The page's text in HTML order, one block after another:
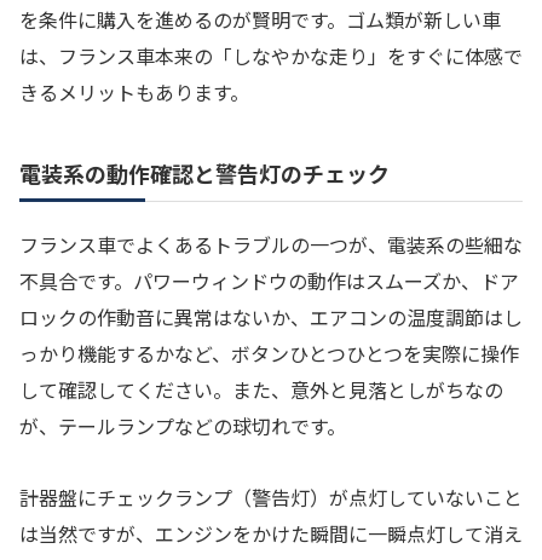
を条件に購入を進めるのが賢明です。ゴム類が新しい車
は、フランス車本来の「しなやかな走り」をすぐに体感で
きるメリットもあります。
電装系の動作確認と警告灯のチェック
フランス車でよくあるトラブルの一つが、電装系の些細な
不具合です。パワーウィンドウの動作はスムーズか、ドア
ロックの作動音に異常はないか、エアコンの温度調節はし
っかり機能するかなど、ボタンひとつひとつを実際に操作
して確認してください。また、意外と見落としがちなの
が、テールランプなどの球切れです。
計器盤にチェックランプ（警告灯）が点灯していないこと
は当然ですが、エンジンをかけた瞬間に一瞬点灯して消え